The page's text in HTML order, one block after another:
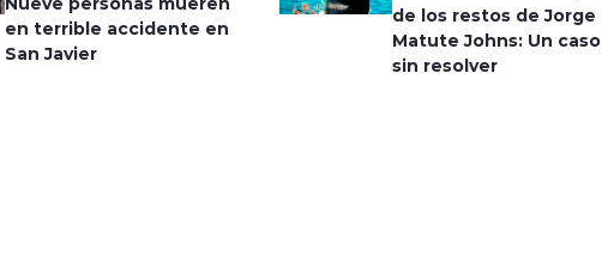
en terrible accidente en
San Javier
de los restos de Jorge
Matute Johns: Un caso
sin resolver